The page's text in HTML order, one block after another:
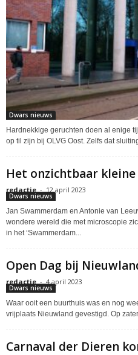
Dwars nieuws
Hardnekkige geruchten doen al enige
op til zijn bij OLVG Oost. Zelfs dat
Het onzichtbaar
redactie - 12 april 2023
Dwars nieuws
Jan Swammerdam en Antonie van
wondere wereld die met microscopie
in het ‘Swammerdam...
Open Dag bij
redactie - 4 april 2023
Dwars nieuws
Waar ooit een buurthuis was en nog
vrijplaats Nieuwland gevestigd. Op
Carnaval der Dieren